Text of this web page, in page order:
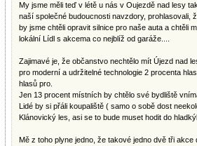
My jsme měli teď v létě u nás v Oujezdě nad lesy
naší společné budoucnosti navzdory, prohlasovali,
by jsme chtěli opravit silnice pro naše auta a chtěli
lokální Lídl s akcema co nejblíž od garáže....
Zajimavé je, že občanstvo nechtělo mít Újezd nad
pro moderní a udržitelné technologie 2 procenta
hlasů pro.
Jen 13 procent místních by chtělo své bydliště
Lidé by si přáli koupaliště ( samo o sobě dost
Klánovický les, asi se to bude muset hodit do
Mě z toho plyne jedno, že takové jedno dvě tři